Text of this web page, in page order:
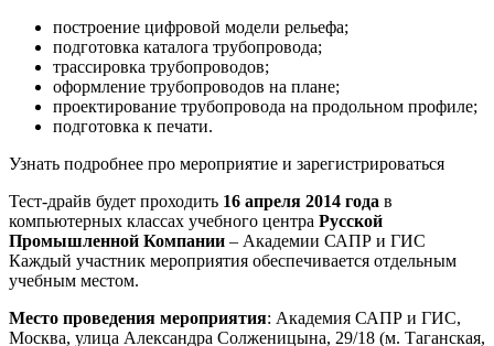
построение цифровой модели рельефа;
подготовка каталога трубопровода;
трассировка трубопроводов;
оформление трубопроводов на плане;
проектирование трубопровода на продольном профиле;
подготовка к печати.
Узнать подробнее про мероприятие и зарегистрироваться
Тест-драйв будет проходить 16 апреля 2014 года в
компьютерных классах учебного центра Русской
Промышленной Компании – Академии САПР и ГИС
Каждый участник мероприятия обеспечивается отдельным
учебным местом.
Место проведения мероприятия: Академия САПР и ГИС,
Москва, улица Александра Солженицына, 29/18 (м. Таганская,